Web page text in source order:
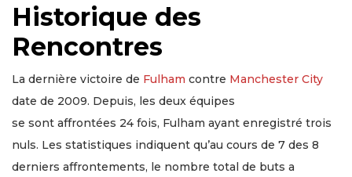
Historique des
Rencontres
La dernière victoire de Fulham contre Manchester City
date de 2009. Depuis, les deux équipes
se sont affrontées 24 fois, Fulham ayant enregistré trois
nuls. Les statistiques indiquent qu’au cours de 7 des 8
derniers affrontements, le nombre total de buts a